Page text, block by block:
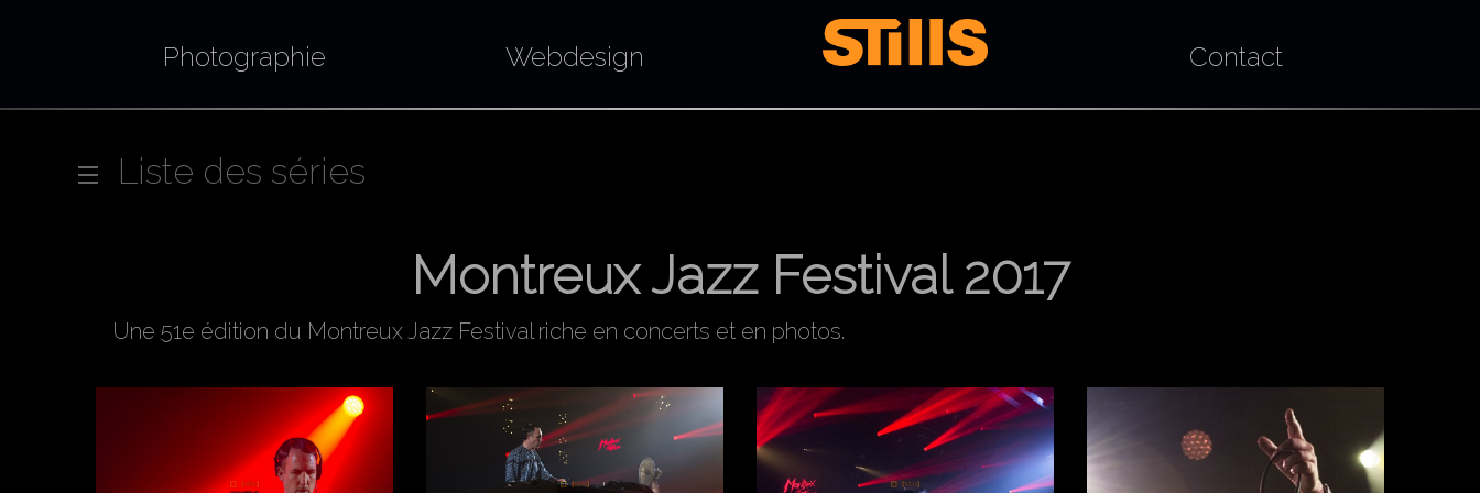
Photographie Webdesign Contact
Liste des séries
Montreux Jazz Festival 2017
Une 51e édition du Montreux Jazz Festival riche en concerts et en photos.